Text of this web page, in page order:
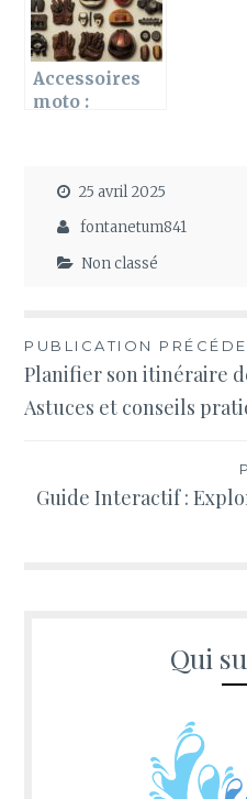
Accessoires
moto :
qui changent
la vie des
motards
25 avril 2025
fontanetum841
Non classé
Navigation
de
PUBLICATION
Planifier son itinéraire
Astuces et conseils
Guide Interactif :
Qui